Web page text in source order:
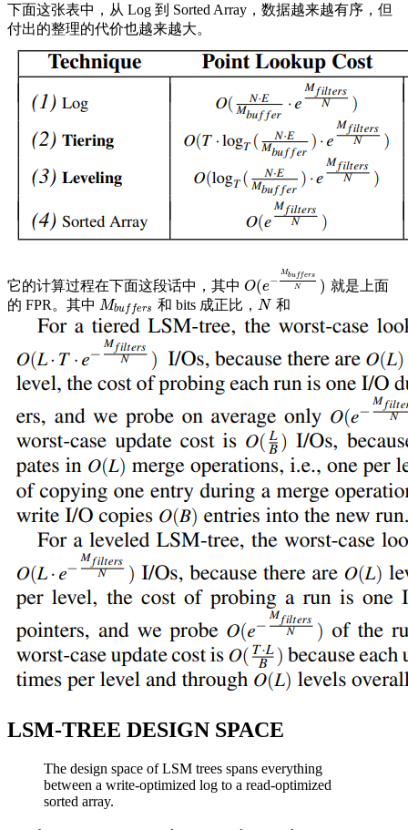
下面这张表中，从 Log 到 Sorted Array，数据越来越有序，但
付出的整理的代价也越来越大。
它的计算过程在下面这段话中，其中 O(e−
Mbuffers
N
)
O(e−Mbuffe s N)
就是上面
的 FPR。其中 Mbuf fers
Mbuffers 和 bits 成正比， N
N 和
LSM-TREE DESIGN SPACE
The design space of LSM trees spans everything
between a write-optimized log to a read-optimized
sorted array.